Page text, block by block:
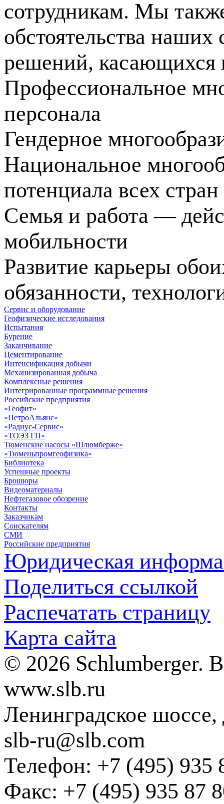
сотрудникам. Мы
обстоятельства
решений, касающихся
Профессиональное
персонала
Гендерное
Национальное
потенциала всех стран
Семья и работа —
мобильности
Развитие карьеры
обязанности,
Сервис и оборудование
Геофизические исследования
Испытания
Бурение
Заканчивание
Цементирование
Интенсификация добычи
Механизированная добыча
Комплексные решения
Интегрированные программные решения
Российские предприятия
«Геофит»
«ПетроАльянс»
«Радиус-Сервис»
«ТОЭЗ ГП»
Тюменские насосы «Шлюмберже»
«Тюменьпромгеофизика»
Библиотека
Успешные проекты
Брошюры
Видеоматериалы
Нефтегазовое обозрение
Контакты
Заказчикам
Соискателям
СМИ
Российские предприятия
Юридическая
Поделиться ссылкой
Распечатать страницу
Карта сайта
© 2026 Schlumberger.
www.slb.ru
Ленинградское
slb-ru@slb.com
Телефон: +7 (495) 935
Факс: +7 (495) 935 87